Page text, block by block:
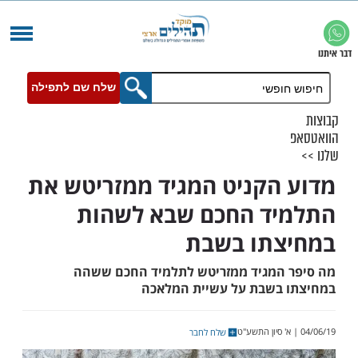
שלח שם לתפילה
המגיד ממזריטש את
החכם שבא לשהות
בשבת
ממזריטש לתלמיד החכם ששהה